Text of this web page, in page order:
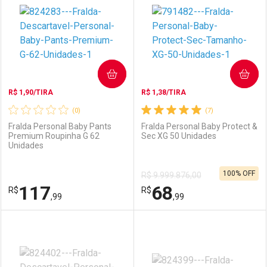
Laboratório
Comprar sem Desconto
Por R$ 68,99/cada
Por Menos
Por R$ 68,99/cada
Laboratório
Comprar sem Desconto
Por R$ 117,99/cada
Por Menos
Comprar sem Desconto
Por R$ 117,99/cada
(0)
R$ 1,90/TIRA
Fralda Personal Baby Pants
Premium Roupinha G 62
Unidades
R$117,99
COMPRAR
Laboratório
Por Menos
(7)
R$ 1,38/TIRA
Fralda Personal Baby Protect &
Sec XG 50 Unidades
R$ 9.999.876,00
R$68,99
100% OFF
COMPRAR
Laboratório
Por Menos